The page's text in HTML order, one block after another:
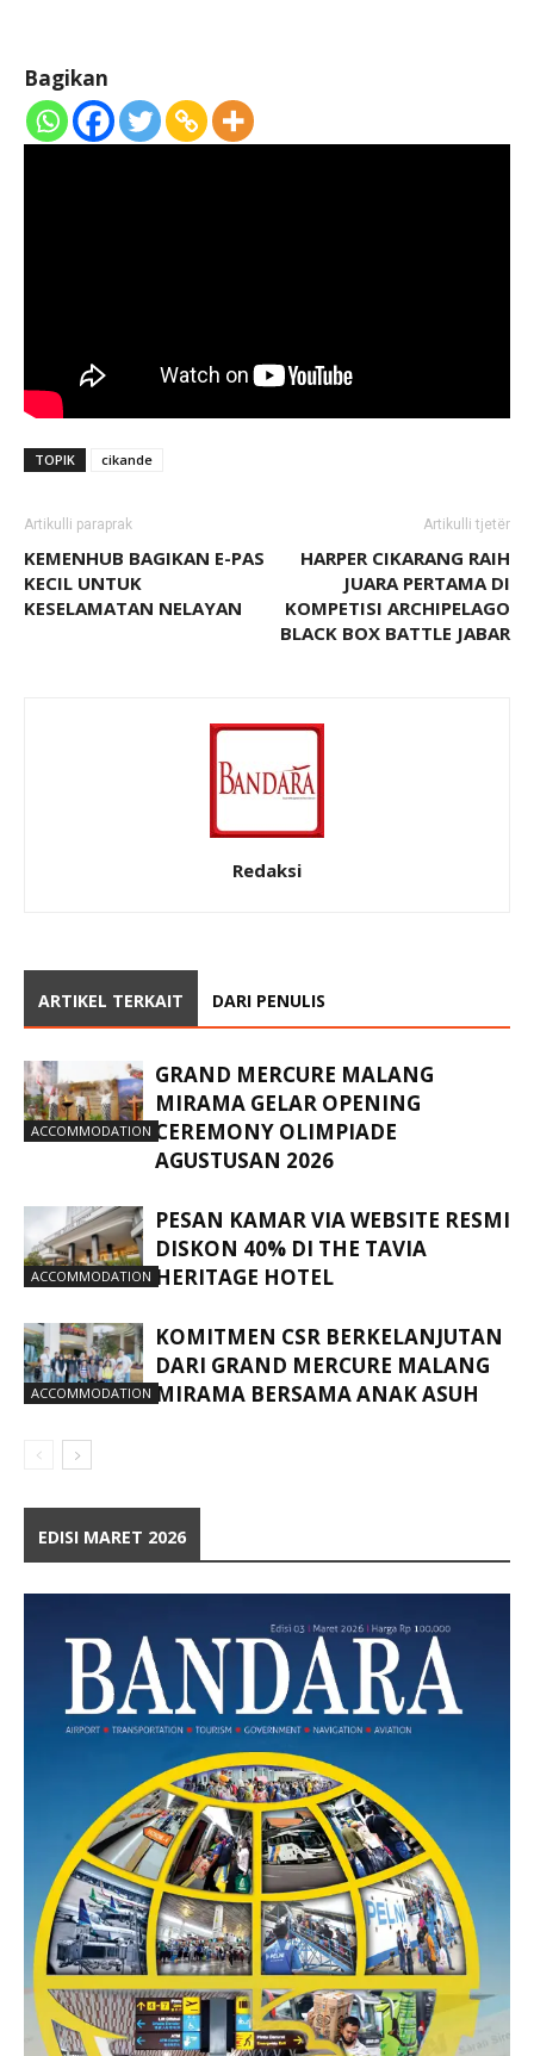
Bagikan
TOPIK cikande
Artikulli paraprak
KEMENHUB BAGIKAN E-PAS
KECIL UNTUK
KESELAMATAN NELAYAN
Artikulli tjetër
HARPER CIKARANG RAIH
JUARA PERTAMA DI
KOMPETISI ARCHIPELAGO
BLACK BOX BATTLE JABAR
Redaksi
ARTIKEL TERKAIT DARI PENULIS
ACCOMMODATION
GRAND MERCURE MALANG
MIRAMA GELAR OPENING
CEREMONY OLIMPIADE
AGUSTUSAN 2026
ACCOMMODATION
PESAN KAMAR VIA WEBSITE RESMI
DISKON 40% DI THE TAVIA
HERITAGE HOTEL
ACCOMMODATION
KOMITMEN CSR BERKELANJUTAN
DARI GRAND MERCURE MALANG
MIRAMA BERSAMA ANAK ASUH
EDISI MARET 2026